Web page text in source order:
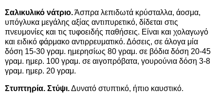
Σαλικυλικό νάτριο.Άσπρα λεπιδωτά κρύσταλλα, άοσμα,
υπόγλυκα μεγάλης αξίας αντιπυρετικό, δίδεται στις
πνευμονίες και τις τυφοειδής παθήσεις. Είναι και χολαγωγό
και ειδικό φάρμακο αντιρρευματικό. Δόσεις, σε άλογα μία
δόση 15-30 γραμ. ημερησίως 80 γραμ. σε βόδια δόση 20-45
γραμ. ημερ. 100 γραμ. σε αιγοπρόβατα, γουρούνια δόση 3-8
γραμ. ημερ. 20 γραμ.
Στυπτηρία. Στύψι.Δυνατό στυπτικό, ήπιο καυστικό.